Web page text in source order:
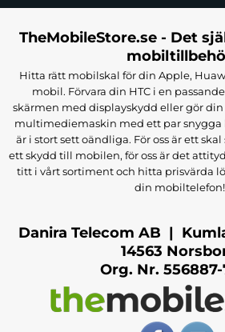
TheMobileStore.se - Det
Hitta rätt mobilskal för din Apple,
mobil. Förvara din HTC i en
skärmen med displayskydd eller gör
multimediemaskin med ett par snygga
är i stort sett oändliga. För oss är ett
ett skydd till mobilen, för oss är det
titt i vårt sortiment och hitta prisvärda
din mobiltelefon!
Danira Telecom AB |
14563
Org. Nr.